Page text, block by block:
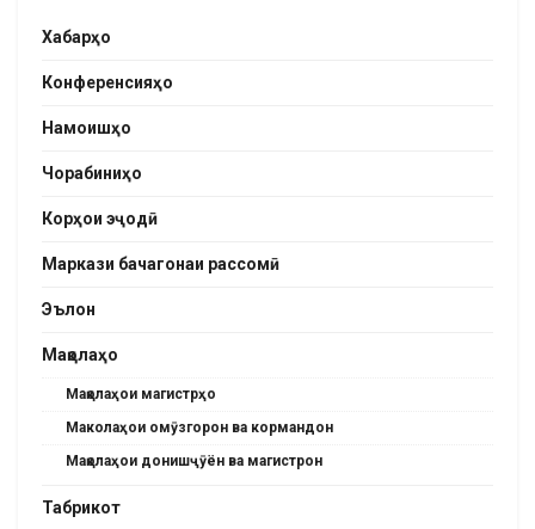
Хабарҳо
Конференсияҳо
Намоишҳо
Чорабиниҳо
Корҳои эҷодӣ
Маркази бачагонаи рассомӣ
Эълон
Мақолаҳо
Мақолаҳои магистрҳо
Маколаҳои омӯзгорон ва кормандон
Мақолаҳои донишҷӯён ва магистрон
Табрикот